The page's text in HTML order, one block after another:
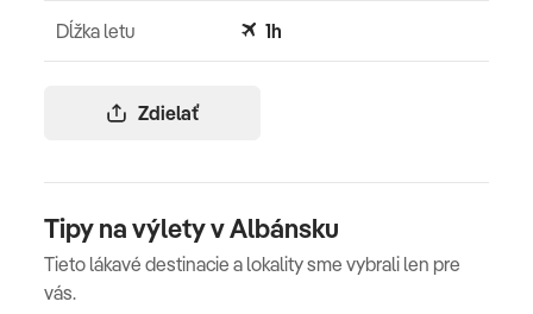
Zdielať
Dĺžka letu 1h
Tipy na výlety v Albánsku
Tieto lákavé destinacie a lokality sme vybrali len pre
vás.